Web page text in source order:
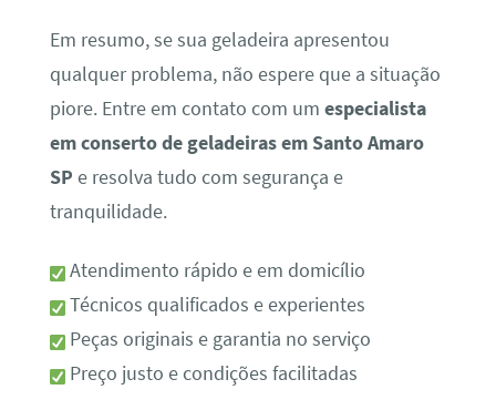
Em resumo, se sua geladeira apresentou
qualquer problema, não espere que a situação
piore. Entre em contato com um especialista
em conserto de geladeiras em Santo Amaro
SP e resolva tudo com segurança e
tranquilidade.
Atendimento rápido e em domicílio
Técnicos qualificados e experientes
Peças originais e garantia no serviço
Preço justo e condições facilitadas